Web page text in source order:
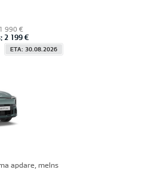
990 €
2 199 €
ETA: 30.08.2026
apdare, melns